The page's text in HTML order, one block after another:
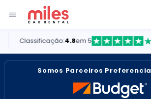
Classificação:4.8em 5
Somos Parceiros